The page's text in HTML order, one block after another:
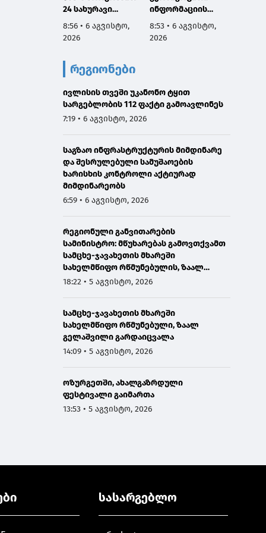
24 სახურავი
რეაბილიტირდა
8:56 • 6 აგვისტო,
2026
ინფორმაციის
მართვის
ექსპერტთა
იუსტიციის
მინისტრის
ორმხრივი
შეხვედრები
გამართა
8:53 • 6 აგვისტო,
2026
რეგიონები
ივლისის თვეში უკანონო ტყით
სარგებლობის 112 ფაქტი გამოავლინეს
7:19 • 6 აგვისტო, 2026
საგზაო ინფრასტრუქტურის მიმდინარე
და შესრულებული სამუშაოების
ხარისხის კონტროლი აქტიურად
მიმდინარეობს
6:59 • 6 აგვისტო, 2026
რეგიონული განვითარების
სამინისტრო: მწუხარებას გამოვთქვამთ
სამცხე-ჯავახეთის მხარეში
სახელმწიფო რწმუნებულის, ზაალ
გელაშვილის გარდაცვალების გამო
18:22 • 5 აგვისტო, 2026
სამცხე-ჯავახეთის მხარეში
სახელმწიფო რწმუნებული, ზაალ
გელაშვილი გარდაიცვალა
14:09 • 5 აგვისტო, 2026
ოზურგეთში, ახალგაზრდული
ფესტივალი გაიმართა
13:53 • 5 აგვისტო, 2026
სასარგებლო